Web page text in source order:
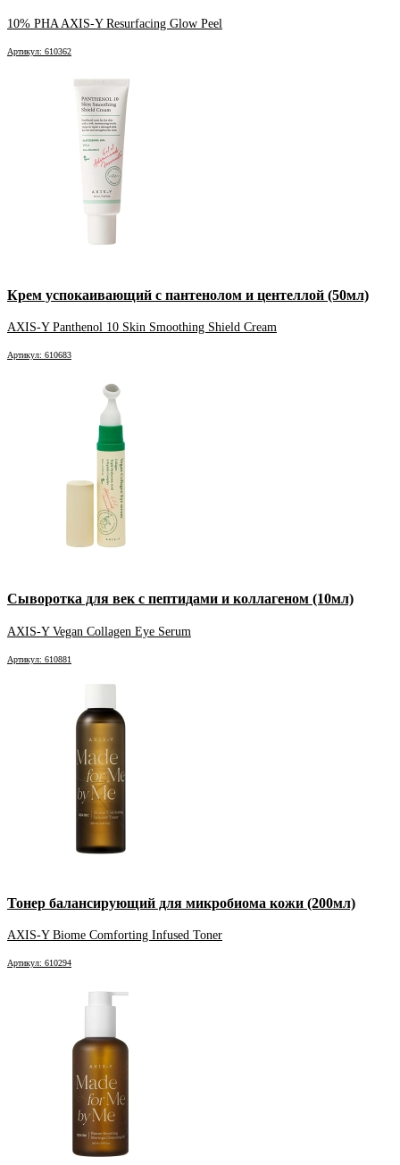
10% PHA AXIS-Y Resurfacing Glow Peel
Артикул: 610362
Крем успокаивающий с пантенолом и центеллой (50мл)
AXIS-Y Panthenol 10 Skin Smoothing Shield Cream
Артикул: 610683
Сыворотка для век с пептидами и коллагеном (10мл)
AXIS-Y Vegan Collagen Eye Serum
Артикул: 610881
Тонер балансирующий для микробиома кожи (200мл)
AXIS-Y Biome Comforting Infused Toner
Артикул: 610294